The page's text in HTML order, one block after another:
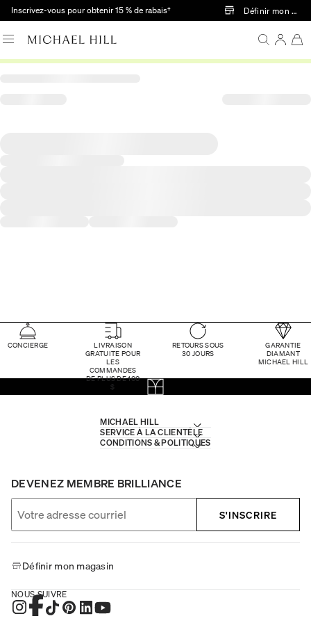
Passer au contenu principal
Inscrivez-vous pour obtenir 15 % de rabais† Définir mon
CONCIERGE
LIVRAISON
GRATUITE POUR
LES
COMMANDES
DE PLUS DE 100
$
RETOURS SOUS
30 JOURS
GARANTIE
DIAMANT
MICHAEL HILL
MICHAEL HILL
SERVICE À LA CLIENTÈLE
CONDITIONS & POLITIQUES
DEVENEZ MEMBRE BRILLIANCE
S'INSCRIRE
Définir mon magasin
NOUS SUIVRE